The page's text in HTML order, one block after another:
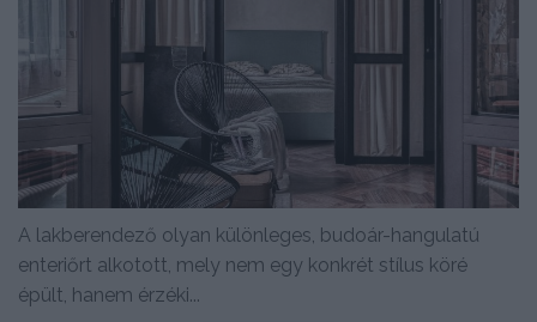
A lakberendező olyan különleges, budoár-hangulatú
enteriőrt alkotott, mely nem egy konkrét stílus köré
épült, hanem érzéki...